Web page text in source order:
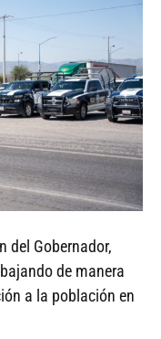
del Gobernador,
de manera
a la población en